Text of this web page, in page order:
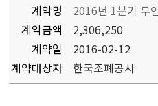
계약명
2016년 1분기 무
계약금액
2,306,250
계약일
2016-02-12
계약대상자
한국조폐공사